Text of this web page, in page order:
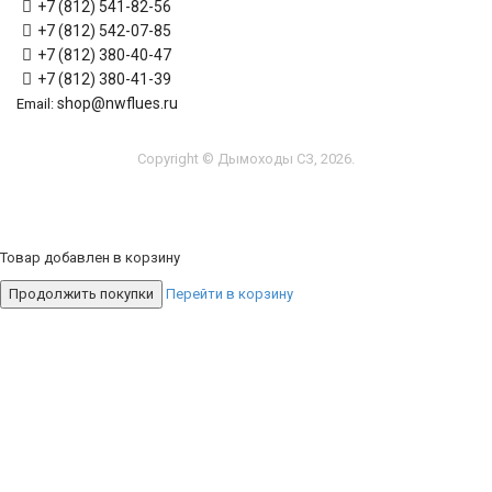
+7 (812) 541-82-56
+7 (812) 542-07-85
+7 (812) 380-40-47
+7 (812) 380-41-39
Email: shop@nwflues.ru
Copyright © Дымоходы СЗ, 2026.
Товар добавлен в корзину
Продолжить покупки Перейти в корзину